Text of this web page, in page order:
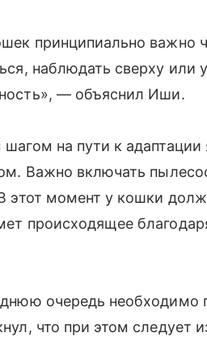
принципиально важно
наблюдать сверху или
— объяснил Иши.
на пути к адаптации
Важно включать
этот момент у кошки
происходящее
очередь необходимо
что при этом следует